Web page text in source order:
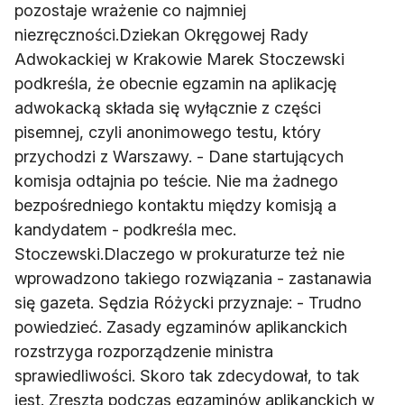
pozostaje wrażenie co najmniej
niezręczności.Dziekan Okręgowej Rady
Adwokackiej w Krakowie Marek Stoczewski
podkreśla, że obecnie egzamin na aplikację
adwokacką składa się wyłącznie z części
pisemnej, czyli anonimowego testu, który
przychodzi z Warszawy. - Dane startujących
komisja odtajnia po teście. Nie ma żadnego
bezpośredniego kontaktu między komisją a
kandydatem - podkreśla mec.
Stoczewski.Dlaczego w prokuraturze też nie
wprowadzono takiego rozwiązania - zastanawia
się gazeta. Sędzia Różycki przyznaje: - Trudno
powiedzieć. Zasady egzaminów aplikanckich
rozstrzyga rozporządzenie ministra
sprawiedliwości. Skoro tak zdecydował, to tak
jest. Zresztą podczas egzaminów aplikanckich w